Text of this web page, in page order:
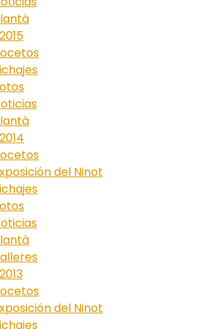
del Ninot
del Ninot